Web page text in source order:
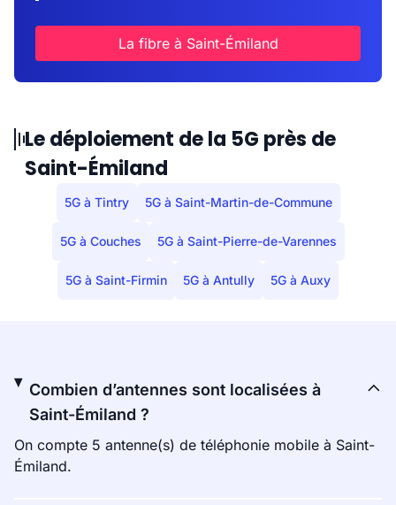
La fibre à Saint-Émiland
Le déploiement de la 5G près de
Saint-Émiland
5G à Tintry 5G à Saint-Martin-de-Commune
5G à Couches 5G à Saint-Pierre-de-Varennes
5G à Saint-Firmin 5G à Antully 5G à Auxy
Combien d’antennes sont localisées à
Saint-Émiland ?
On compte 5 antenne(s) de téléphonie mobile à Saint-
Émiland.